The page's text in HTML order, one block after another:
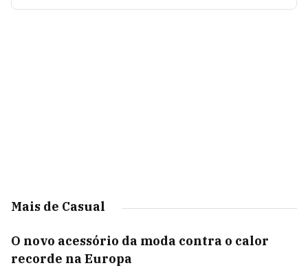
Mais de Casual
O novo acessório da moda contra o calor
recorde na Europa